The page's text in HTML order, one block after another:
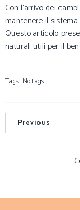
Con l’arrivo dei
mantenere il
Questo articolo
naturali utili per il
Tags: No tags
Previous